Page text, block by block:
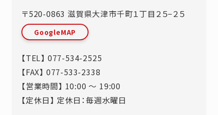
〒520-0863 滋賀県大津市千町１丁目２５−２５
GoogleMAP
【TEL】 077-534-2525
【FAX】 077-533-2338
【営業時間】 10:00 ～ 19:00
【定休日】 定休日：毎週水曜日